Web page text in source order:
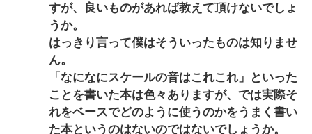
すが、良いものがあれば教えて頂けないでしょ
うか。
はっきり言って僕はそういったものは知りませ
ん。
「なになにスケールの音はこれこれ」といった
ことを書いた本は色々ありますが、では実際そ
れをベースでどのように使うのかをうまく書い
た本というのはないのではないでしょうか。